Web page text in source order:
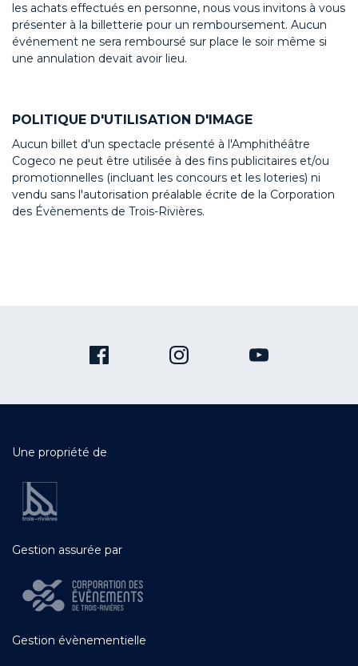
les achats effectués en personne, nous vous invitons à vous
présenter à la billetterie pour un remboursement. Aucun
événement ne sera remboursé sur place le soir même si
une annulation devait avoir lieu.
POLITIQUE D'UTILISATION D'IMAGE
Aucun billet d'un spectacle présenté à l'Amphithéâtre
Cogeco ne peut être utilisée à des fins publicitaires et/ou
promotionnelles (incluant les concours et les loteries) ni
vendu sans l'autorisation préalable écrite de la Corporation
des Évènements de Trois-Rivières.
Une propriété de
Gestion assurée par
Gestion évènementielle